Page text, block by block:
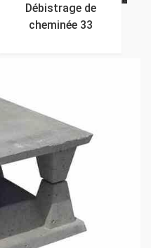
Débistrage de
cheminée 33